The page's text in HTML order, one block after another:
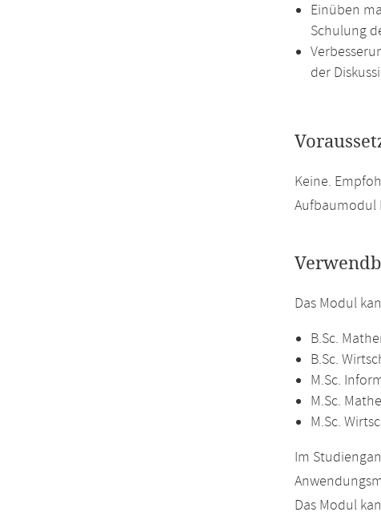
Einüben
Schulung
der
Keine.
Aufbaumodul
Das Modul
B.Sc.
B.Sc.
M.Sc.
M.Sc.
M.Sc.
Im
Das Modul